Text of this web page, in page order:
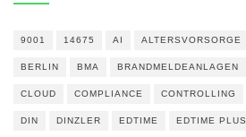
9001 14675 AI ALTERSVORSORGE
BERLIN BMA BRANDMELDEANLAGEN
CLOUD COMPLIANCE CONTROLLING
DIN DINZLER EDTIME EDTIME PLUS